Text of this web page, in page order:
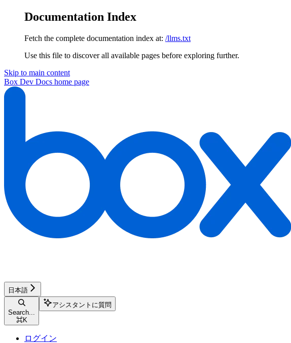
Documentation Index
Fetch the complete documentation index at: /llms.txt
Use this file to discover all available pages before exploring further.
Skip to main content
Box Dev Docs home page
日本語
Search...
⌘K
アシスタントに質問
ログイン